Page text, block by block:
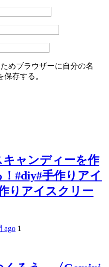
めブラウザーに自分の名
存する。
ャンディーを作
#diy#手作りアイ
りアイスクリー
ago 1